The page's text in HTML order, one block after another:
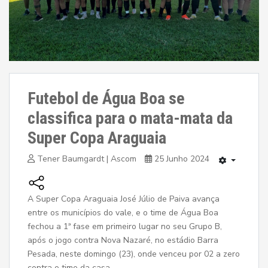
Futebol de Água Boa se
classifica para o mata-mata da
Super Copa Araguaia
Tener Baumgardt | Ascom 25 Junho 2024
A Super Copa Araguaia José Júlio de Paiva avança
entre os municípios do vale, e o time de Água Boa
fechou a 1ª fase em primeiro lugar no seu Grupo B,
após o jogo contra Nova Nazaré, no estádio Barra
Pesada, neste domingo (23), onde venceu por 02 a zero